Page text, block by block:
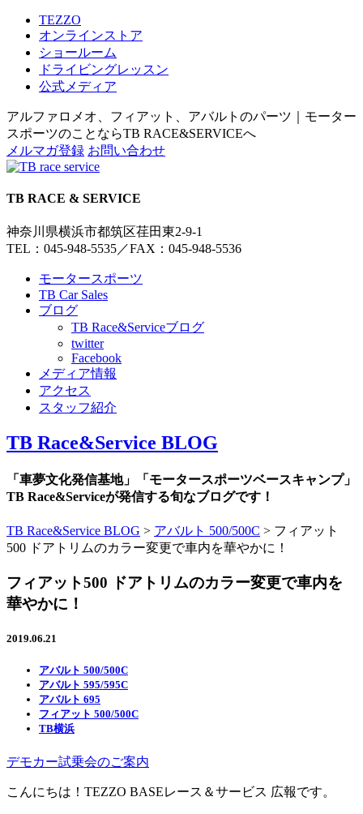
TEZZO
オンラインストア
ショールーム
ドライビングレッスン
公式メディア
アルファロメオ、フィアット、アバルトのパーツ｜モーター
スポーツのことならTB RACE&SERVICEへ
メルマガ登録 お問い合わせ
TB RACE & SERVICE
神奈川県横浜市都筑区荏田東2-9-1
TEL：045-948-5535／FAX：045-948-5536
モータースポーツ
TB Car Sales
ブログ
TB Race&Serviceブログ
twitter
Facebook
メディア情報
アクセス
スタッフ紹介
TB Race&Service BLOG
「車夢文化発信基地」「モータースポーツベースキャンプ」
TB Race&Serviceが発信する旬なブログです！
TB Race&Service BLOG > アバルト 500/500C > フィアット
500 ドアトリムのカラー変更で車内を華やかに！
フィアット500 ドアトリムのカラー変更で車内を
華やかに！
2019.06.21
アバルト 500/500C
アバルト 595/595C
アバルト 695
フィアット 500/500C
TB横浜
デモカー試乗会のご案内
こんにちは！TEZZO BASEレース＆サービス 広報です。